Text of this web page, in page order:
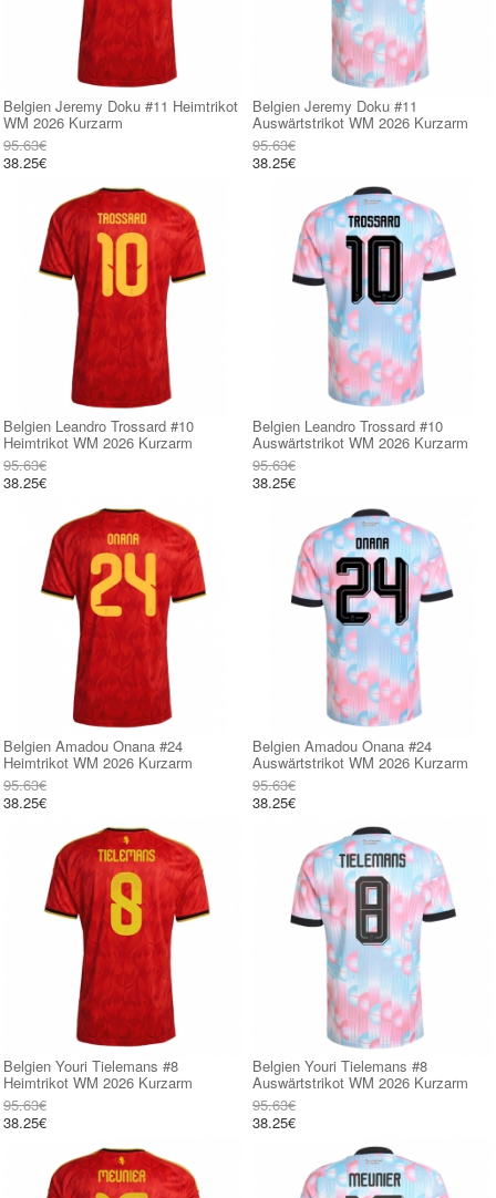
Belgien Jeremy Doku #11 Heimtrikot
WM 2026 Kurzarm
95.63€
38.25€
Belgien Jeremy Doku #11
Auswärtstrikot WM 2026 Kurzarm
95.63€
38.25€
Belgien Leandro Trossard #10
Heimtrikot WM 2026 Kurzarm
95.63€
38.25€
Belgien Leandro Trossard #10
Auswärtstrikot WM 2026 Kurzarm
95.63€
38.25€
Belgien Amadou Onana #24
Heimtrikot WM 2026 Kurzarm
95.63€
38.25€
Belgien Amadou Onana #24
Auswärtstrikot WM 2026 Kurzarm
95.63€
38.25€
Belgien Youri Tielemans #8
Heimtrikot WM 2026 Kurzarm
95.63€
38.25€
Belgien Youri Tielemans #8
Auswärtstrikot WM 2026 Kurzarm
95.63€
38.25€